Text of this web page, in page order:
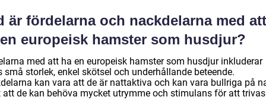
är fördelarna och nackdelarna med att
europeisk hamster som husdjur?
med att ha en europeisk hamster som husdjur inkluderar
små storlek, enkel skötsel och underhållande beteende.
kan vara att de är nattaktiva och kan vara bullriga på
att de kan behöva mycket utrymme och stimulans för att